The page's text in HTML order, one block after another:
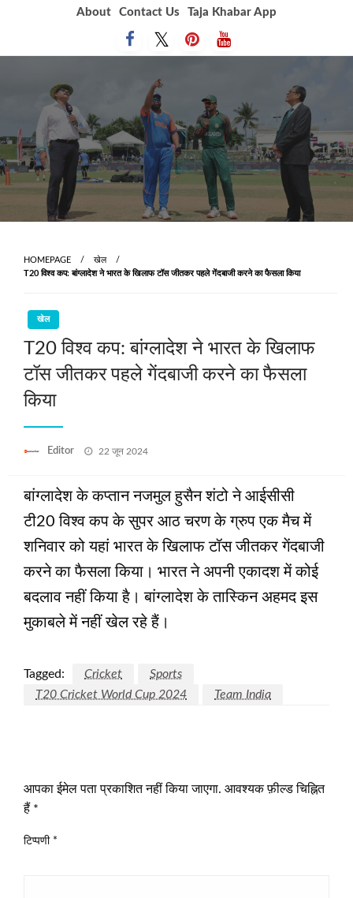
About Contact Us Taja Khabar App
HOMEPAGE
खेल
T20 विश्व कप: बांग्लादेश ने भारत के खिलाफ टॉस जीतकर पहले गेंदबाजी करने का फैसला किया
खेल
T20 विश्व कप: बांग्लादेश ने भारत के खिलाफ
टॉस जीतकर पहले गेंदबाजी करने का फैसला
किया
Editor
Posted
22 जून 2024
बांग्लादेश के कप्तान नजमुल हुसैन शंटो ने आईसीसी
टी20 विश्व कप के सुपर आठ चरण के ग्रुप एक मैच में
शनिवार को यहां भारत के खिलाफ टॉस जीतकर गेंदबाजी
करने का फैसला किया। भारत ने अपनी एकादश में कोई
बदलाव नहीं किया है। बांग्लादेश के तास्किन अहमद इस
मुकाबले में नहीं खेल रहे हैं।
Tagged: Cricket
Sports
T20 Cricket World Cup 2024
Team India
आपका ईमेल पता प्रकाशित नहीं किया जाएगा. आवश्यक फ़ील्ड चिह्नित
हैं *
टिप्पणी *